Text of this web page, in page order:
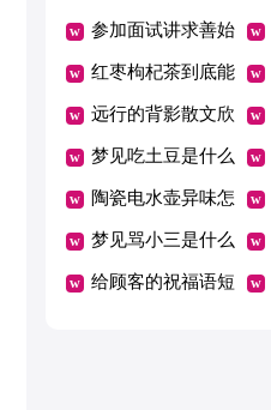
300字
参加面试讲求善始
善终
红枣枸杞茶到底能
壮阳吗
远行的背影散文欣
赏
梦见吃土豆是什么
寓意
陶瓷电水壶异味怎
么办
梦见骂小三是什么
意思
给顾客的祝福语短